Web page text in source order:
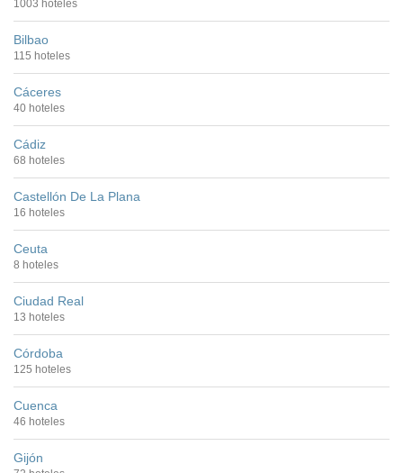
1003 hoteles
Bilbao
115 hoteles
Cáceres
40 hoteles
Cádiz
68 hoteles
Castellón De La Plana
16 hoteles
Ceuta
8 hoteles
Ciudad Real
13 hoteles
Córdoba
125 hoteles
Cuenca
46 hoteles
Gijón